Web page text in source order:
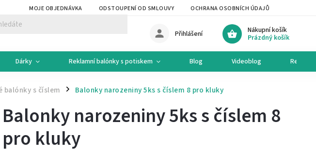
MOJE OBJEDNÁVKA ODSTOUPENÍ OD SMLOUVY OCHRANA OSOBNÍCH ÚDAJŮ
Nákupní košík
Prázdný košík
Přihlášení
Dárky Reklamní balónky s potiskem Blog Videoblog Recepty
balónky s číslem / Balonky narozeniny 5ks s číslem 8 pro kluky
Balonky narozeniny 5ks s číslem 8
pro kluky